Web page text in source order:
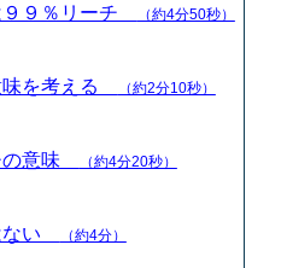
９９％リーチ （約4分50秒）
味を考える （約2分10秒）
の意味 （約4分20秒）
ない （約4分）